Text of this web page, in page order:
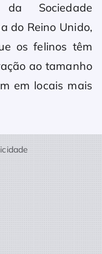
Sociedade
do Reino Unido,
os felinos têm
ao tamanho
em locais mais